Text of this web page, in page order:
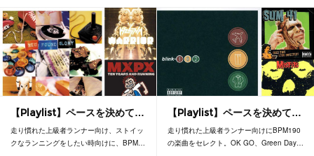
【Playlist】ペースを決めて…
走り慣れた上級者ランナー向け、ストイッ
クなランニングをしたい時向けに、BPM…
【Playlist】ペースを決めて…
走り慣れた上級者ランナー向けにBPM190
の楽曲をセレクト。OK GO、Green Day…